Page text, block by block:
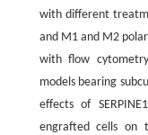
with different
and M1 and M2
with flow
models bearing
effects of
engrafted cells on